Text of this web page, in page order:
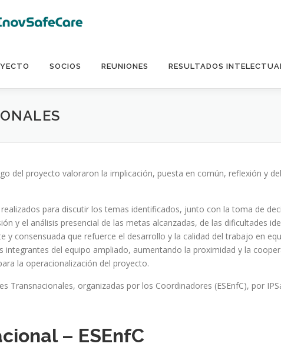
SOCIOS REUNIONES RESULTADOS
del proyecto valoraron la implicación, puesta en común, reflexión y
para discutir los temas identificados, junto con la toma de
y el análisis presencial de las metas alcanzadas, de las dificultades
y consensuada que refuerce el desarrollo y la calidad del trabajo en
del equipo ampliado, aumentando la proximidad y la
la operacionalización del proyecto.
Transnacionales, organizadas por los Coordinadores (ESEnfC), por
– ESEnfC